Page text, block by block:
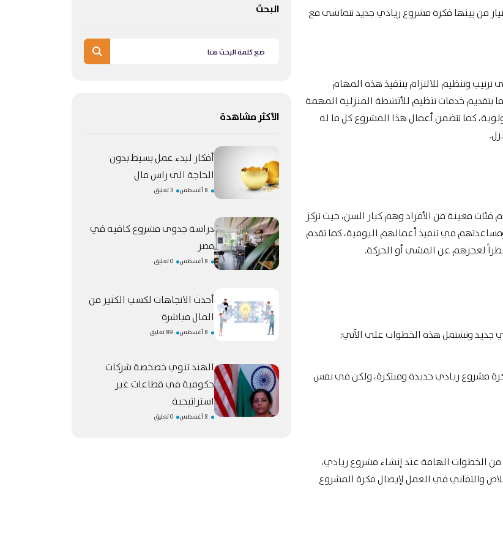
من بينها فكرة مشروع ريادي جديد تتماشى مع
وتنظيم للالتزام بتنفيذ هذه المهام
خدمات تنظيم للأنشطة المنزلية المهمة
كما تتضمن أعمال هذا المشروع كل ما له
فئات معينة من الأفراد وهم كبار السن، حيث تركز
في تنفيذ أعمالهم اليومية، كما تقدم
لعجزهم عن المشي أو الحركة.
جديد وتشتمل هذه الخطوات على الآتي:
مشروع ريادي جديدة ومبتكرة، ولكن في نفس
الخطوات الهامة عند إنشاء مشروع ريادي،
والتفاني في العمل لإيصال فكرة المشروع
البحث
الأكثر مشاهدة
أفكار لبدء عمل بسيط بدون
الحاجة الى راس مال
8 أغسطس 3 تعليق
دراسة جدوى مشروع كافيه في
مصر
8 أغسطس 0 تعليق
أحدث الاتجاهات لكسب الكثير من
المال مباشرة
8 أغسطس 89 تعليق
الهند تنوي خصخصة شركات
حكومية في قطاعات غير
استراتيجية
8 أغسطس 0 تعليق